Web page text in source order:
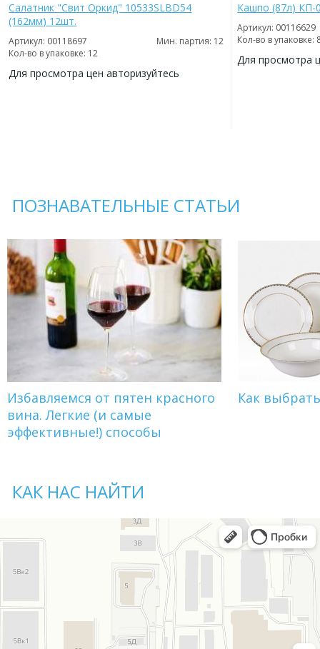
Салатник "Свит Оркид" 10533SLBD54
(162мм) 12шт.
Артикул: 00118697
Мин. партия: 12
Кол-во в упаковке: 12
Для просмотра цен авторизуйтесь
Кашпо (87л) КП-
Артикул: 00116629
Кол-во в упаковке:
Для просмотра
ПОЗНАВАТЕЛЬНЫЕ СТАТЬИ
Избавляемся от пятен красного
вина. Легкие (и самые
эффективные!) способы
Как
КАК НАС НАЙТИ